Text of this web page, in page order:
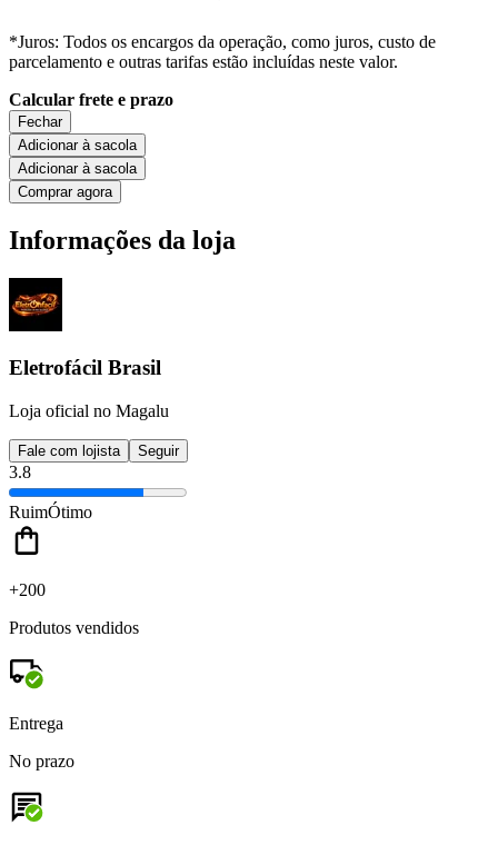
*Juros: Todos os encargos da operação, como juros, custo de
parcelamento e outras tarifas estão incluídas neste valor.
Calcular frete e prazo
Fechar
Adicionar à sacola
Adicionar à sacola
Comprar agora
Informações da loja
Eletrofácil Brasil
Loja oficial no Magalu
Fale com lojista Seguir
3.8
RuimÓtimo
+200
Produtos vendidos
Entrega
No prazo